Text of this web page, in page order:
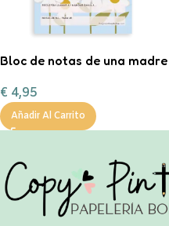
Bloc de notas de una madre
€ 4,95
Añadir Al Carrito